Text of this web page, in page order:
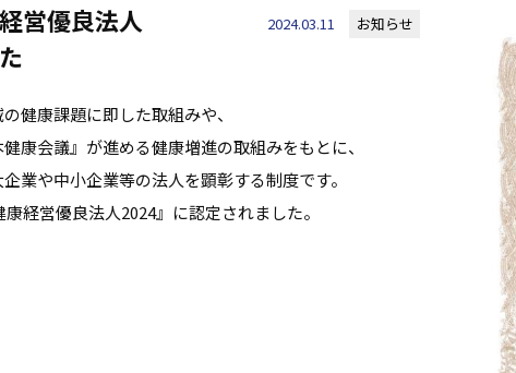
営優良法人
2024.03.11 お知らせ
健康課題に即した取組みや、
康会議』が進める健康増進の取組みをもとに、
業や中小企業等の法人を顕彰する制度です。
経営優良法人2024』に認定されました。